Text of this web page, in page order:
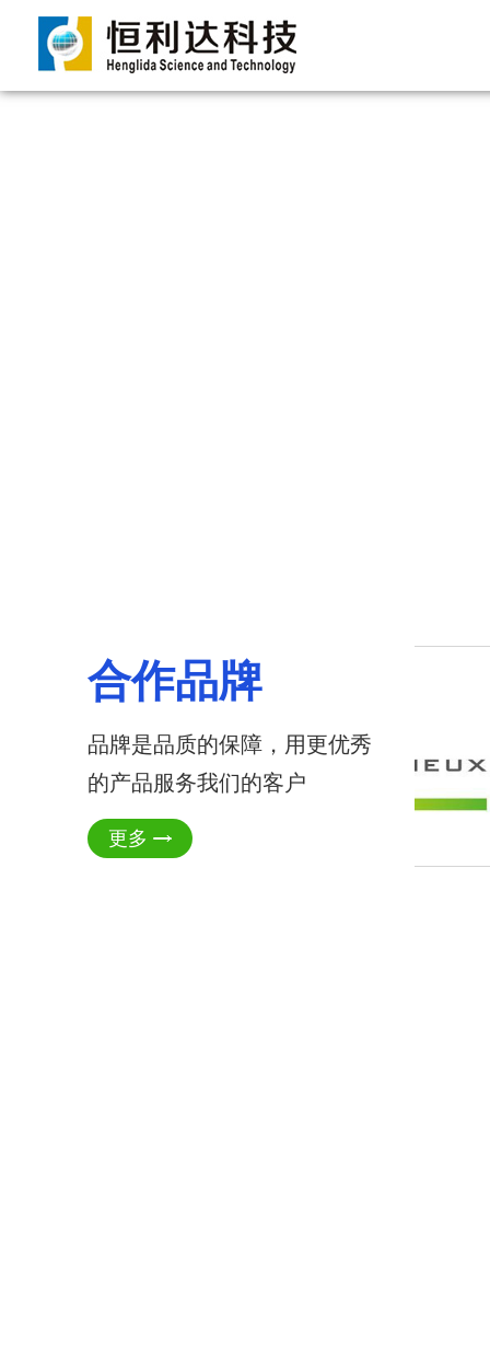
合作品牌
品牌是品质的保障，用更优秀
的产品服务我们的客户
更多